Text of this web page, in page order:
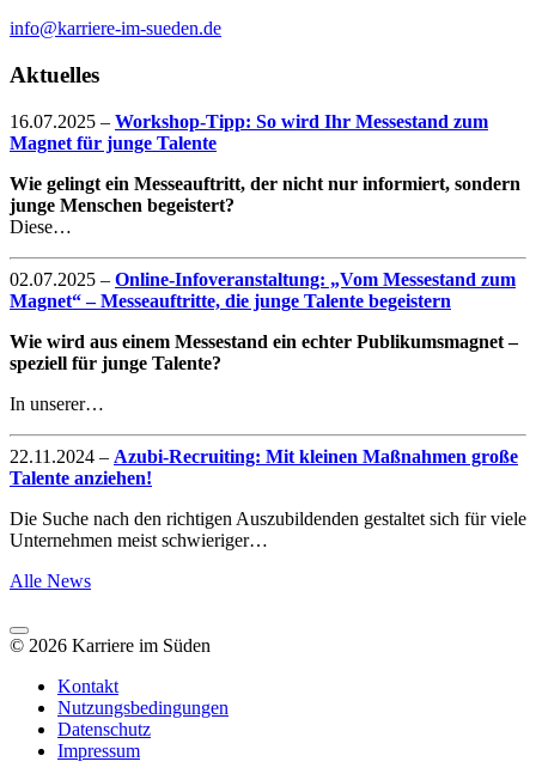
info@karriere-im-sueden.de
Aktuelles
16.07.2025 – Workshop-Tipp: So wird Ihr Messestand zum
Magnet für junge Talente
Wie gelingt ein Messeauftritt, der nicht nur informiert, sondern
junge Menschen begeistert?
Diese…
02.07.2025 – Online-Infoveranstaltung: „Vom Messestand zum
Magnet“ – Messeauftritte, die junge Talente begeistern
Wie wird aus einem Messestand ein echter Publikumsmagnet –
speziell für junge Talente?
In unserer…
22.11.2024 – Azubi-Recruiting: Mit kleinen Maßnahmen große
Talente anziehen!
Die Suche nach den richtigen Auszubildenden gestaltet sich für viele
Unternehmen meist schwieriger…
Alle News
© 2026 Karriere im Süden
Kontakt
Nutzungsbedingungen
Datenschutz
Impressum